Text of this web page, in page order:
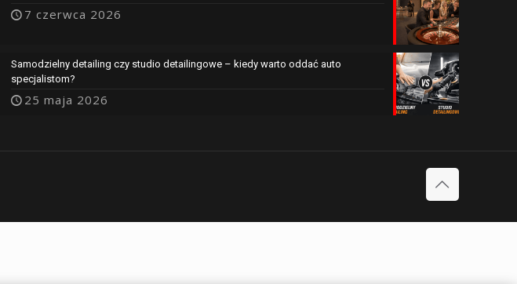
7 czerwca 2026
Samodzielny detailing czy studio detailingowe – kiedy warto oddać auto
specjalistom?
25 maja 2026